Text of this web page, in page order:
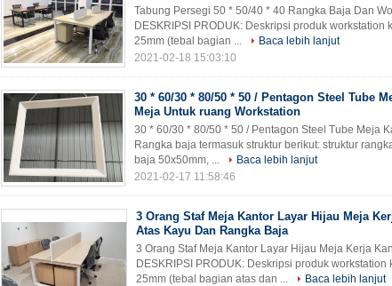
30 * 60/30 * 80/50 * 50 / Pentagon Steel Tube Meja Kantor Bingkai Meja Untuk
ruang Workstation
Tabung Persegi 50 * 50/40 * 40 Rangka Baja Dan
DESKRIPSI PRODUK: Deskripsi produk
25mm (tebal bagian ...
Baca lebih lanjut
2021-02-18 15:03:10
30 * 60/30 * 80/50 * 50 / Pentagon Steel Tube
Meja Untuk ruang Workstation
30 * 60/30 * 80/50 * 50 / Pentagon Steel Tube Meja
Rangka baja termasuk struktur berikut: struktur
baja 50x50mm, ...
Baca lebih lanjut
2021-02-17 11:58:46
3 Orang Staf Meja Kantor Layar Hijau Meja
Atas Kayu Dan Rangka Baja
3 Orang Staf Meja Kantor Layar Hijau Meja Kerja
DESKRIPSI PRODUK: Deskripsi produk
25mm (tebal bagian atas dan ...
Baca lebih lanjut